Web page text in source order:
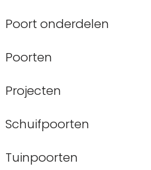
Poort onderdelen
Poorten
Projecten
Schuifpoorten
Tuinpoorten